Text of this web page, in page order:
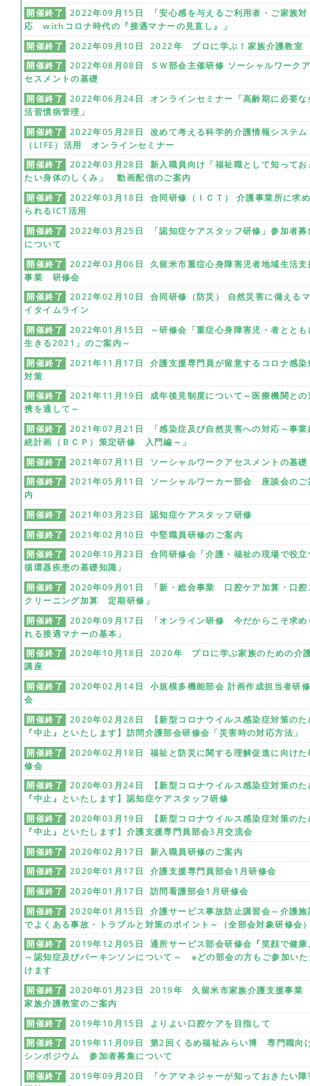
開催終了
2022年09月15日 「安心感を与えるご利用者・ご家族対
応 withコロナ時代の『接遇マナーの見直し』」
開催終了
2022年09月10日 2022年 プロに学ぶ！家族介護教室
開催終了
2022年08月08日 ＳＷ部会主催研修 ソーシャルワーク
セスメントの基礎
開催終了
2022年06月24日 オンラインセミナー「高齢期に必要な
活習慣病管理」
開催終了
2022年05月28日 改めて考える科学的介護情報システム
（LIFE）活用 オンラインセミナー
開催終了
2022年03月28日 新入職員向け「福祉職として知ってお
たい身体のしくみ」 動画配信のご案内
開催終了
2022年03月18日 合同研修（ＩＣＴ） 介護事業所に求
られるICT活用
開催終了
2022年03月25日 「認知症ケアスタッフ研修」参加者募
について
開催終了
2022年03月06日 久留米市重症心身障害児者地域生活支
事業 研修会
開催終了
2022年02月10日 合同研修（防災） 自然災害に備える
イタイムライン
開催終了
2022年01月15日 ～研修会「重症心身障害児・者ととも
生きる2021」のご案内～
開催終了
2021年11月17日 介護支援専門員が留意するコロナ感染
対策
開催終了
2021年11月19日 成年後見制度について～医療機関との
携を通して～
開催終了
2021年07月21日 「感染症及び自然災害への対応～事業
続計画（ＢＣＰ）策定研修 入門編～」
開催終了
2021年07月11日 ソーシャルワークアセスメントの基礎
開催終了
2021年05月11日 ソーシャルワーカー部会 座談会のご
内
開催終了
2021年03月23日 認知症ケアスタッフ研修
開催終了
2021年02月10日 中堅職員研修のご案内
開催終了
2020年10月23日 合同研修会「介護・福祉の現場で役立
循環器疾患の基礎知識」
開催終了
2020年09月01日 「新・総合事業 口腔ケア加算・口腔
クリーニング加算 定期研修」
開催終了
2020年09月17日 「オンライン研修 今だからこそ求め
れる接遇マナーの基本」
開催終了
2020年10月18日 2020年 プロに学ぶ家族のための介
講座
開催終了
2020年02月14日 小規模多機能部会 計画作成担当者研
会
開催終了
2020年02月28日 【新型コロナウイルス感染症対策のた
『中止』といたします】訪問介護部会研修会「災害時の対応方法」
開催終了
2020年02月18日 福祉と防災に関する理解促進に向けた
修会
開催終了
2020年03月24日 【新型コロナウイルス感染症対策のた
『中止』といたします】認知症ケアスタッフ研修
開催終了
2020年03月19日 【新型コロナウイルス感染症対策のた
『中止』といたします】介護支援専門員部会3月交流会
開催終了
2020年02月17日 新入職員研修のご案内
開催終了
2020年01月17日 介護支援専門員部会1月研修会
開催終了
2020年01月17日 訪問看護部会1月研修会
開催終了
2020年01月15日 介護サービス事故防止講習会～介護施
でよくある事故・トラブルと対策のポイント～（全部会対象研修会
開催終了
2019年12月05日 通所サービス部会研修会『笑顔で健康
～認知症及びパーキンソンについて～ ※どの部会の方もご参加い
けます
開催終了
2020年01月23日 2019年 久留米市家族介護支援事
家族介護教室のご案内
開催終了
2019年10月15日 よりよい口腔ケアを目指して
開催終了
2019年11月09日 第2回くるめ福祉みらい博 専門職向
シンポジウム 参加者募集について
開催終了
2019年09月20日 「ケアマネジャーが知っておきたい障